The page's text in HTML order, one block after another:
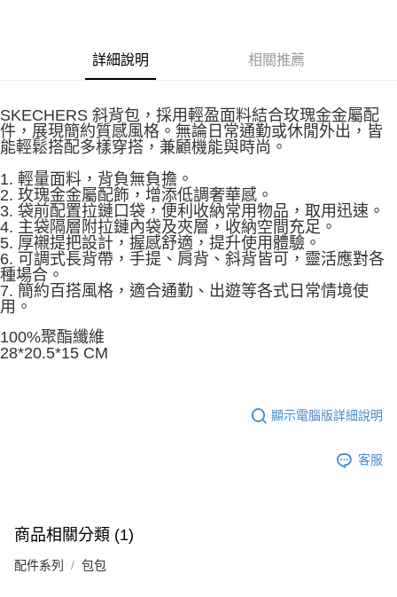
用戶於交易時，得透過本服務購買商品或服務，並由商店將買賣／分期付款
買賣價金債權讓與本公司後，依約使用本公司帳單繳交帳款。
2.基於同意付款使用「大哥付你分期」之契約關係目的，商店將以您的個人
資料（包含姓名、電話或地址）提供予台灣大哥大進項蒐集、處理及利用，
由本公司與您本人進行分期帳單所需資料之確認、核對及更正。
3.完整用戶服務條款，請詳閱以下連結：https://oppay.tw/userRule
詳細說明 相關推薦
SKECHERS 斜背包，採用輕盈面料結合玫瑰金金屬配
件，展現簡約質感風格。無論日常通勤或休閒外出，皆
能輕鬆搭配多樣穿搭，兼顧機能與時尚。
1. 輕量面料，背負無負擔。
2. 玫瑰金金屬配飾，增添低調奢華感。
3. 袋前配置拉鏈口袋，便利收納常用物品，取用迅速。
4. 主袋隔層附拉鏈內袋及夾層，收納空間充足。
5. 厚襯提把設計，握感舒適，提升使用體驗。
6. 可調式長背帶，手提、肩背、斜背皆可，靈活應對各
種場合。
7. 簡約百搭風格，適合通勤、出遊等各式日常情境使
用。
100%聚酯纖維
28*20.5*15 CM
顯示電腦版詳細說明
客服
商品相關分類 (1)
配件系列 包包